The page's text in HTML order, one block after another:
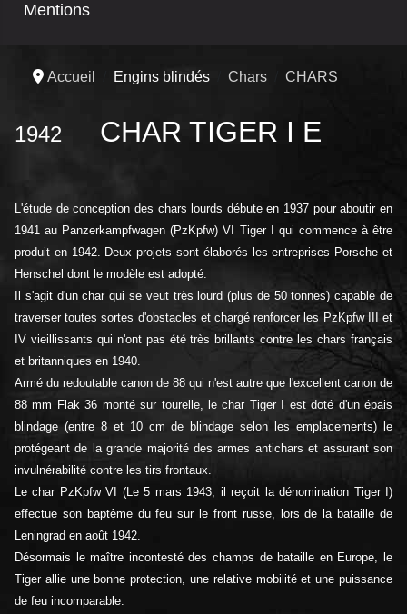
Mentions
Accueil Engins blindés Chars CHARS
1942 CHAR TIGER I E
L'étude de conception des chars lourds débute en 1937 pour aboutir en
1941 au Panzerkampfwagen (PzKpfw) VI Tiger I qui commence à être
produit en 1942. Deux projets sont élaborés les entreprises Porsche et
Henschel dont le modèle est adopté.
Il s'agit d'un char qui se veut très lourd (plus de 50 tonnes) capable de
traverser toutes sortes d'obstacles et chargé renforcer les PzKpfw III et
IV vieillissants qui n'ont pas été très brillants contre les chars français
et britanniques en 1940.
Armé du redoutable canon de 88 qui n'est autre que l'excellent canon de
88 mm Flak 36 monté sur tourelle, le char Tiger I est doté d'un épais
blindage (entre 8 et 10 cm de blindage selon les emplacements) le
protégeant de la grande majorité des armes antichars et assurant son
invulnérabilité contre les tirs frontaux.
Le char PzKpfw VI (Le 5 mars 1943, il reçoit la dénomination Tiger I)
effectue son baptême du feu sur le front russe, lors de la bataille de
Leningrad en août 1942.
Désormais le maître incontesté des champs de bataille en Europe, le
Tiger allie une bonne protection, une relative mobilité et une puissance
de feu incomparable.